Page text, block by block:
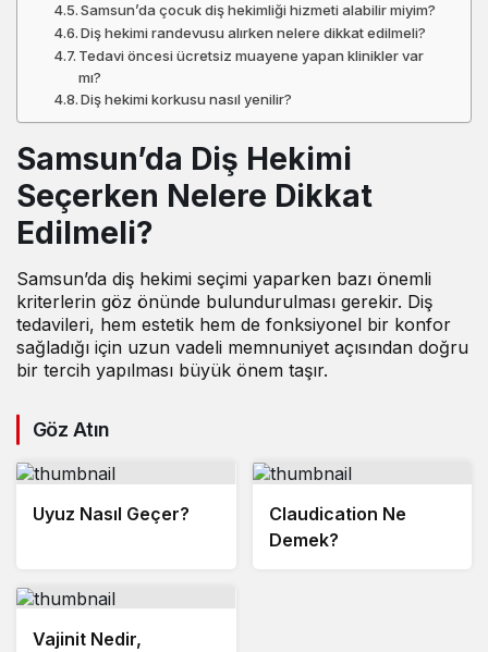
Samsun’da çocuk diş hekimliği hizmeti alabilir miyim?
Diş hekimi randevusu alırken nelere dikkat edilmeli?
Tedavi öncesi ücretsiz muayene yapan klinikler var
mı?
Diş hekimi korkusu nasıl yenilir?
Samsun’da Diş Hekimi
Seçerken Nelere Dikkat
Edilmeli?
Samsun’da diş hekimi seçimi yaparken bazı önemli
kriterlerin göz önünde bulundurulması gerekir. Diş
tedavileri, hem estetik hem de fonksiyonel bir konfor
sağladığı için uzun vadeli memnuniyet açısından doğru
bir tercih yapılması büyük önem taşır.
Göz Atın
Uyuz Nasıl Geçer?
Claudication Ne
Demek?
Vajinit Nedir,